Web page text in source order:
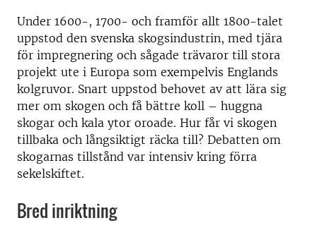
Under 1600-, 1700- och framför allt 1800-talet
uppstod den svenska skogsindustrin, med tjära
för impregnering och sågade trävaror till stora
projekt ute i Europa som exempelvis Englands
kolgruvor. Snart uppstod behovet av att lära sig
mer om skogen och få bättre koll – huggna
skogar och kala ytor oroade. Hur får vi skogen
tillbaka och långsiktigt räcka till? Debatten om
skogarnas tillstånd var intensiv kring förra
sekelskiftet.
Bred inriktning